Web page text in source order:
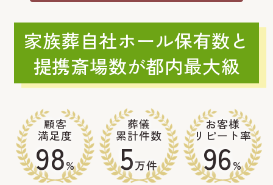
家族葬自社ホール保有数と
提携斎場数が都内最大級
顧客
満足度
98%
葬儀
累計件数
5万件
お客様
リピート率
96%